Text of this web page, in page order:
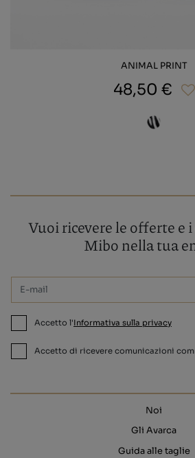
ANIMAL PRINT
48,50 €
Vuoi ricevere le offerte e
Mibo nella tua
Accetto l'Informativa sulla privacy
Accetto di ricevere comunicazioni
Noi
Gli Avarca
Guida alle taglie